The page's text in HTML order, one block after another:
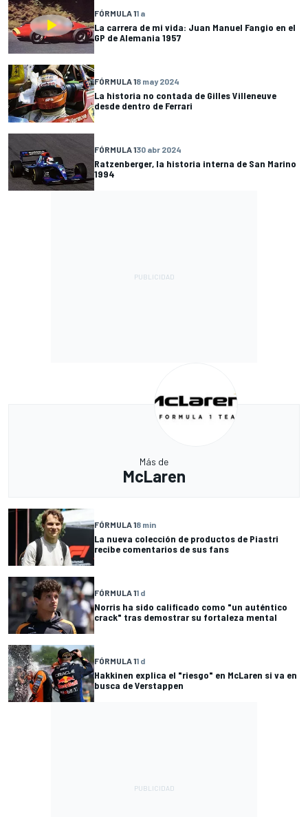
FÓRMULA 11 a
La carrera de mi vida: Juan Manuel Fangio en el
GP de Alemania 1957
FÓRMULA 18 may 2024
La historia no contada de Gilles Villeneuve
desde dentro de Ferrari
FÓRMULA 130 abr 2024
Ratzenberger, la historia interna de San Marino
1994
Más de
McLaren
FÓRMULA 18 min
La nueva colección de productos de Piastri
recibe comentarios de sus fans
FÓRMULA 11 d
Norris ha sido calificado como "un auténtico
crack" tras demostrar su fortaleza mental
FÓRMULA 11 d
Hakkinen explica el "riesgo" en McLaren si va en
busca de Verstappen